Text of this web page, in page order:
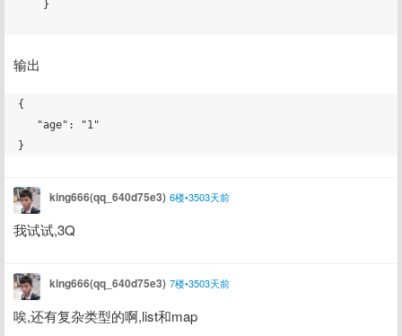
输出
{
king666(qq_640d75e3) 6楼•3503天前
我试试,3Q
king666(qq_640d75e3) 7楼•3503天前
唉,还有复杂类型的啊,list和map